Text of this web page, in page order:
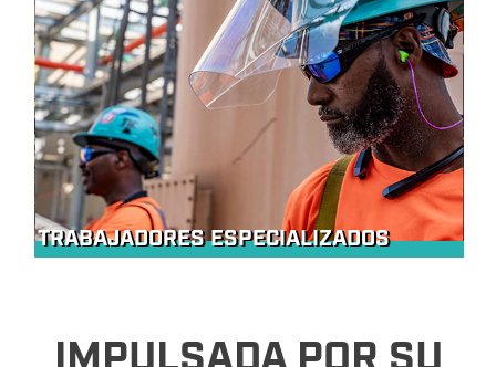
TRABAJADORES ESPECIALIZADOS